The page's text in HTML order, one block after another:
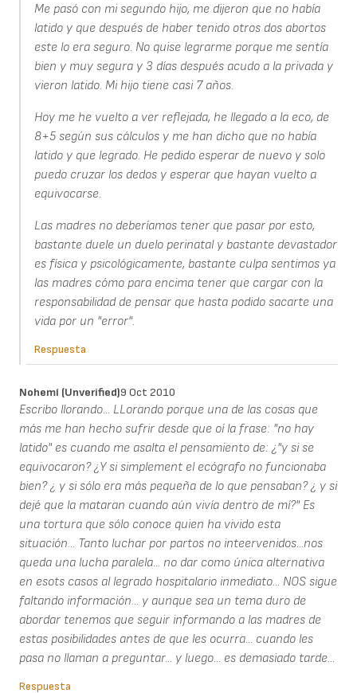
Me pasó con mi segundo hijo, me dijeron que no había
latido y que después de haber tenido otros dos abortos
este lo era seguro. No quise legrarme porque me sentía
bien y muy segura y 3 días después acudo a la privada y
vieron latido. Mi hijo tiene casi 7 años.
Hoy me he vuelto a ver reflejada, he llegado a la eco, de
8+5 según sus cálculos y me han dicho que no había
latido y que legrado. He pedido esperar de nuevo y solo
puedo cruzar los dedos y esperar que hayan vuelto a
equivocarse.
Las madres no deberíamos tener que pasar por esto,
bastante duele un duelo perinatal y bastante devastador
es física y psicológicamente, bastante culpa sentimos ya
las madres cómo para encima tener que cargar con la
responsabilidad de pensar que hasta podido sacarte una
vida por un "error".
Respuesta
Nohemí (unverified)9 Oct 2010
Escribo llorando... LLorando porque una de las cosas que
más me han hecho sufrir desde que oí la frase: "no hay
latido" es cuando me asalta el pensamiento de: ¿"y si se
equivocaron? ¿Y si simplement el ecógrafo no funcionaba
bien? ¿ y si sólo era más pequeña de lo que pensaban? ¿ y si
dejé que la mataran cuando aún vivía dentro de mí?" Es
una tortura que sólo conoce quien ha vivido esta
situación... Tanto luchar por partos no inteervenidos...nos
queda una lucha paralela... no dar como única alternativa
en esots casos al legrado hospitalario inmediato... NOS sigue
faltando información... y aunque sea un tema duro de
abordar tenemos que seguir informando a las madres de
estas posibilidades antes de que les ocurra... cuando les
pasa no llaman a preguntar... y luego... es demasiado tarde...
Respuesta